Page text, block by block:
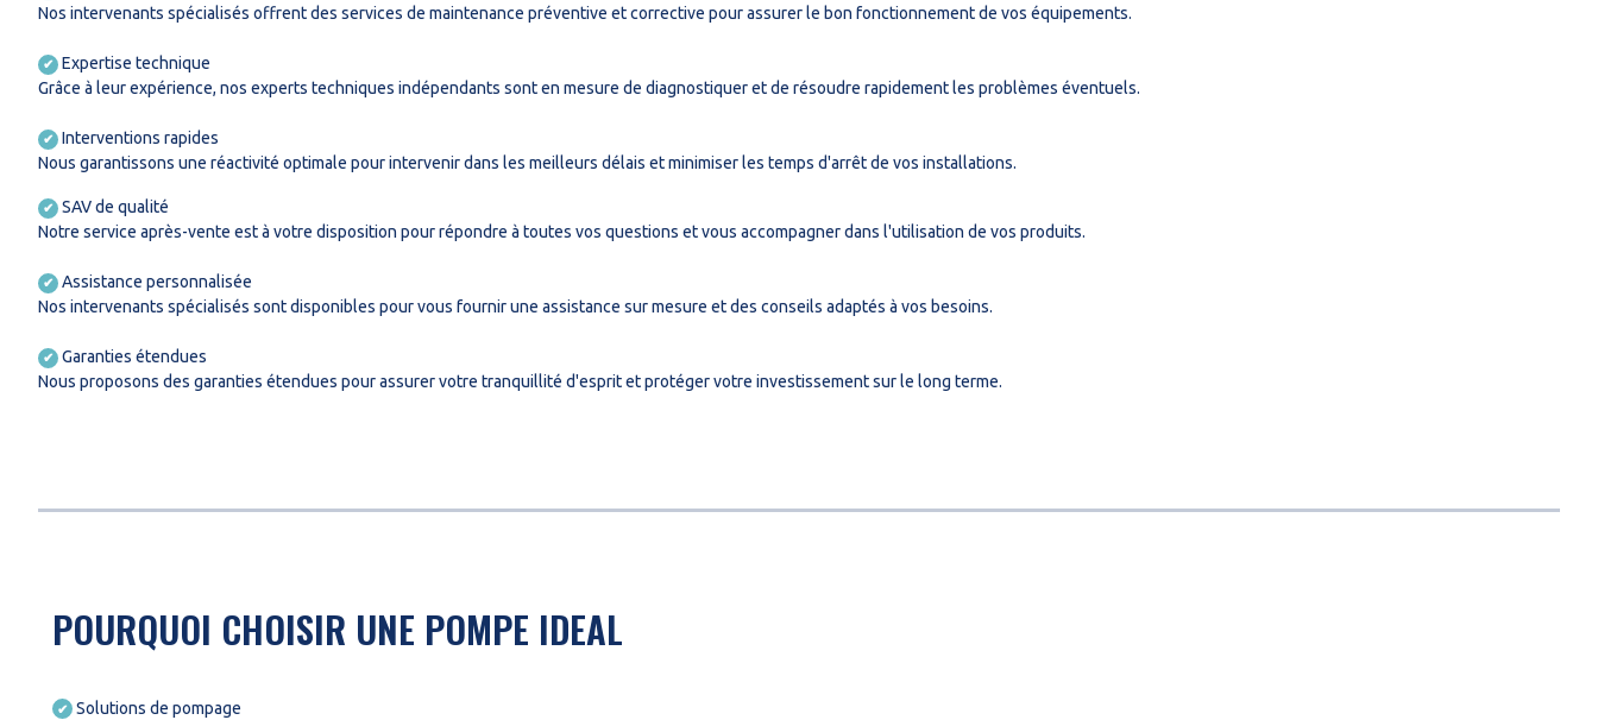
Nos intervenants spécialisés offrent des services de maintenance préventive et corrective pour assurer le bon fonctionnement de vos équipements.
✔
Expertise technique
Grâce à leur expérience, nos experts techniques indépendants sont en mesure de diagnostiquer et de résoudre rapidement les problèmes éventuels.
✔
Interventions rapides
Nous garantissons une réactivité optimale pour intervenir dans les meilleurs délais et minimiser les temps d'arrêt de vos installations.
✔
SAV de qualité
Notre service après-vente est à votre disposition pour répondre à toutes vos questions et vous accompagner dans l'utilisation de vos produits.
✔
Assistance personnalisée
Nos intervenants spécialisés sont disponibles pour vous fournir une assistance sur mesure et des conseils adaptés à vos besoins.
✔
Garanties étendues
Nous proposons des garanties étendues pour assurer votre tranquillité d'esprit et protéger votre investissement sur le long terme.
POURQUOI CHOISIR UNE POMPE IDEAL
✔
Solutions de pompage